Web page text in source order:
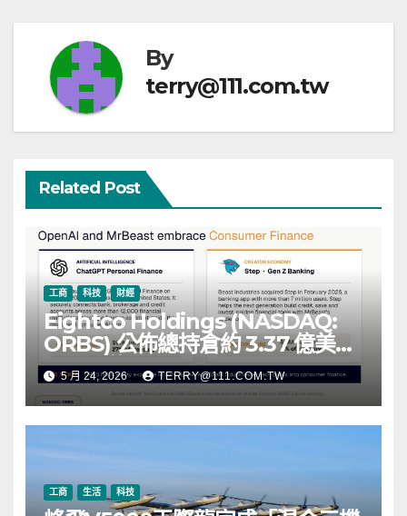
By
terry@111.com.tw
Related Post
工商 科技 財經
Eightco Holdings (NASDAQ:
ORBS) 公佈總持倉約 3.37 億美
元，涵蓋 OpenAI、Beast
Industries、超過 11,000 枚以太
幣 (ETH) 及逾 2.83 億枚 WLD 代
5 月 24, 2026 TERRY@111.COM.TW
工商 生活 科技